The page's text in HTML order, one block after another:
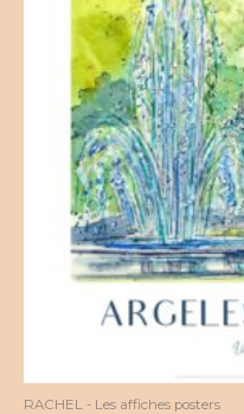
RACHEL - Les affiches posters